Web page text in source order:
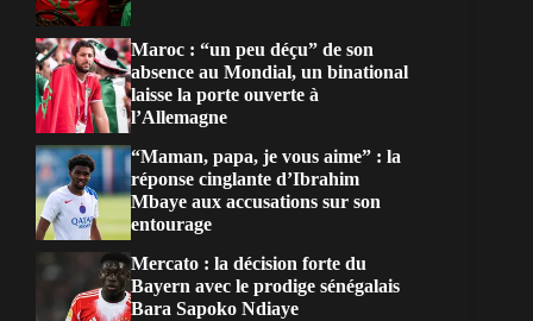
Maroc : “un peu déçu” de son
absence au Mondial, un binational
laisse la porte ouverte à
l’Allemagne
“Maman, papa, je vous aime” : la
réponse cinglante d’Ibrahim
Mbaye aux accusations sur son
entourage
Mercato : la décision forte du
Bayern avec le prodige sénégalais
Bara Sapoko Ndiaye